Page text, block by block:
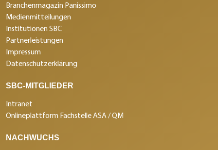
Branchenmagazin Panissimo
Medienmitteilungen
Institutionen SBC
Partnerleistungen
Impressum
Datenschutzerklärung
SBC-MITGLIEDER
Intranet
Onlineplattform Fachstelle ASA / QM
NACHWUCHS